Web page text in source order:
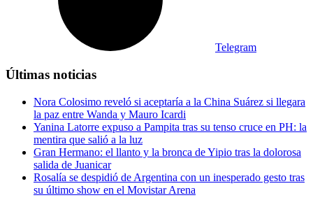
Telegram
Últimas noticias
Nora Colosimo reveló si aceptaría a la China Suárez si llegara
la paz entre Wanda y Mauro Icardi
Yanina Latorre expuso a Pampita tras su tenso cruce en PH: la
mentira que salió a la luz
Gran Hermano: el llanto y la bronca de Yipio tras la dolorosa
salida de Juanicar
Rosalía se despidió de Argentina con un inesperado gesto tras
su último show en el Movistar Arena